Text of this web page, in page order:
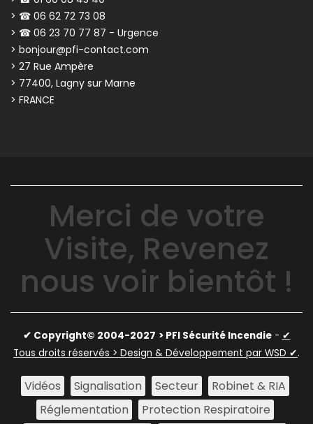
> ☎ 06 62 72 73 08
> ☎ 06 23 70 77 87 - Urgence
> bonjour@pfi-contact.com
> 27 Rue Ampère
> 77400, Lagny sur Marne
> FRANCE
Merci de votre
Visite, Revenez
nous voir bientôt !
✔ Copyright© 2004-2027 > PFI Sécurité Incendie- ✔
Tous droits réservés > Design & Développement par WSD ✔.
Vidéos Signalisation Secteur
Robinet & RIA
Réglementation
Protection Respiratoire